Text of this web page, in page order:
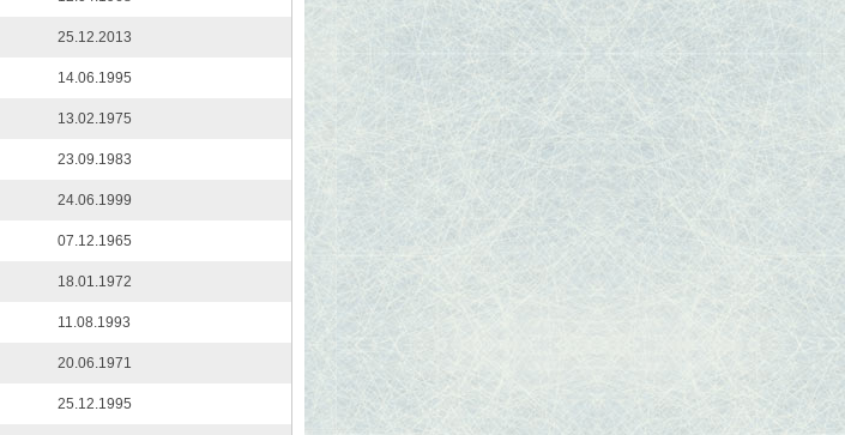
25.12.2013
14.06.1995
13.02.1975
23.09.1983
24.06.1999
07.12.1965
18.01.1972
11.08.1993
20.06.1971
25.12.1995